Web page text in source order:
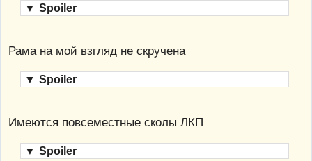
▼ Spoiler
Рама на мой взгляд не скручена
▼ Spoiler
Имеются повсеместные сколы ЛКП
▼ Spoiler